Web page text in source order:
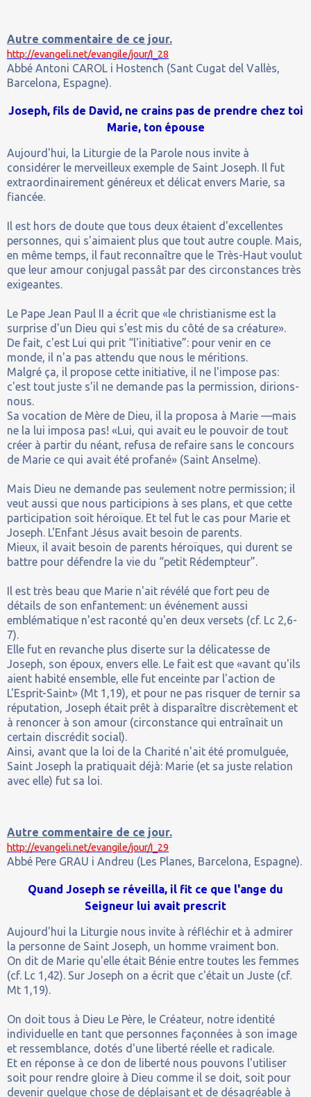
Autre commentaire de ce jour.
http://evangeli.net/evangile/jour/I_28
Abbé Antoni CAROL i Hostench (Sant Cugat del Vallès,
Barcelona, Espagne).
Joseph, fils de David, ne crains pas de prendre chez toi
Marie, ton épouse
Aujourd'hui, la Liturgie de la Parole nous invite à
considérer le merveilleux exemple de Saint Joseph. Il fut
extraordinairement généreux et délicat envers Marie, sa
fiancée.
Il est hors de doute que tous deux étaient d'excellentes
personnes, qui s'aimaient plus que tout autre couple. Mais,
en même temps, il faut reconnaître que le Très-Haut voulut
que leur amour conjugal passât par des circonstances très
exigeantes.
Le Pape Jean Paul II a écrit que «le christianisme est la
surprise d'un Dieu qui s'est mis du côté de sa créature».
De fait, c'est Lui qui prit “l'initiative”: pour venir en ce
monde, il n'a pas attendu que nous le méritions.
Malgré ça, il propose cette initiative, il ne l'impose pas:
c'est tout juste s'il ne demande pas la permission, dirions-
nous.
Sa vocation de Mère de Dieu, il la proposa à Marie —mais
ne la lui imposa pas! «Lui, qui avait eu le pouvoir de tout
créer à partir du néant, refusa de refaire sans le concours
de Marie ce qui avait été profané» (Saint Anselme).
Mais Dieu ne demande pas seulement notre permission; il
veut aussi que nous participions à ses plans, et que cette
participation soit héroïque. Et tel fut le cas pour Marie et
Joseph. L'Enfant Jésus avait besoin de parents.
Mieux, il avait besoin de parents héroïques, qui durent se
battre pour défendre la vie du “petit Rédempteur”.
Il est très beau que Marie n'ait révélé que fort peu de
détails de son enfantement: un événement aussi
emblématique n'est raconté qu'en deux versets (cf. Lc 2,6-
7).
Elle fut en revanche plus diserte sur la délicatesse de
Joseph, son époux, envers elle. Le fait est que «avant qu'ils
aient habité ensemble, elle fut enceinte par l'action de
L'Esprit-Saint» (Mt 1,19), et pour ne pas risquer de ternir sa
réputation, Joseph était prêt à disparaître discrètement et
à renoncer à son amour (circonstance qui entraînait un
certain discrédit social).
Ainsi, avant que la loi de la Charité n'ait été promulguée,
Saint Joseph la pratiquait déjà: Marie (et sa juste relation
avec elle) fut sa loi.
Autre commentaire de ce jour.
http://evangeli.net/evangile/jour/I_29
Abbé Pere GRAU i Andreu (Les Planes, Barcelona, Espagne).
Quand Joseph se réveilla, il fit ce que l'ange du
Seigneur lui avait prescrit
Aujourd'hui la Liturgie nous invite à réfléchir et à admirer
la personne de Saint Joseph, un homme vraiment bon.
On dit de Marie qu'elle était Bénie entre toutes les femmes
(cf. Lc 1,42). Sur Joseph on a écrit que c'était un Juste (cf.
Mt 1,19).
On doit tous à Dieu Le Père, le Créateur, notre identité
individuelle en tant que personnes façonnées à son image
et ressemblance, dotés d'une liberté réelle et radicale.
Et en réponse à ce don de liberté nous pouvons l'utiliser
soit pour rendre gloire à Dieu comme il se doit, soit pour
devenir quelque chose de déplaisant et de désagréable à